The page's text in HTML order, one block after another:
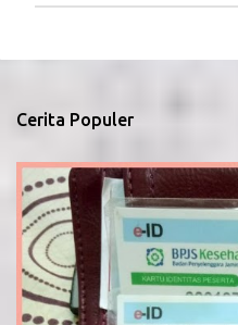
o
i
K
o
m
e
n
t
a
r
Cerita Populer